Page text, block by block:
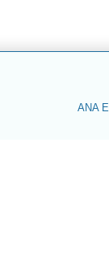
ANA